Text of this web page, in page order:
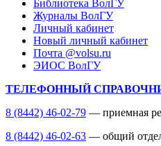
Библиотека ВолГУ
Журналы ВолГУ
Личный кабинет
Новый личный кабинет
Почта @volsu.ru
ЭИОС ВолГУ
ТЕЛЕФОННЫЙ
8 (8442) 46-02-79 — приемная
8 (8442) 46-02-63 — общий